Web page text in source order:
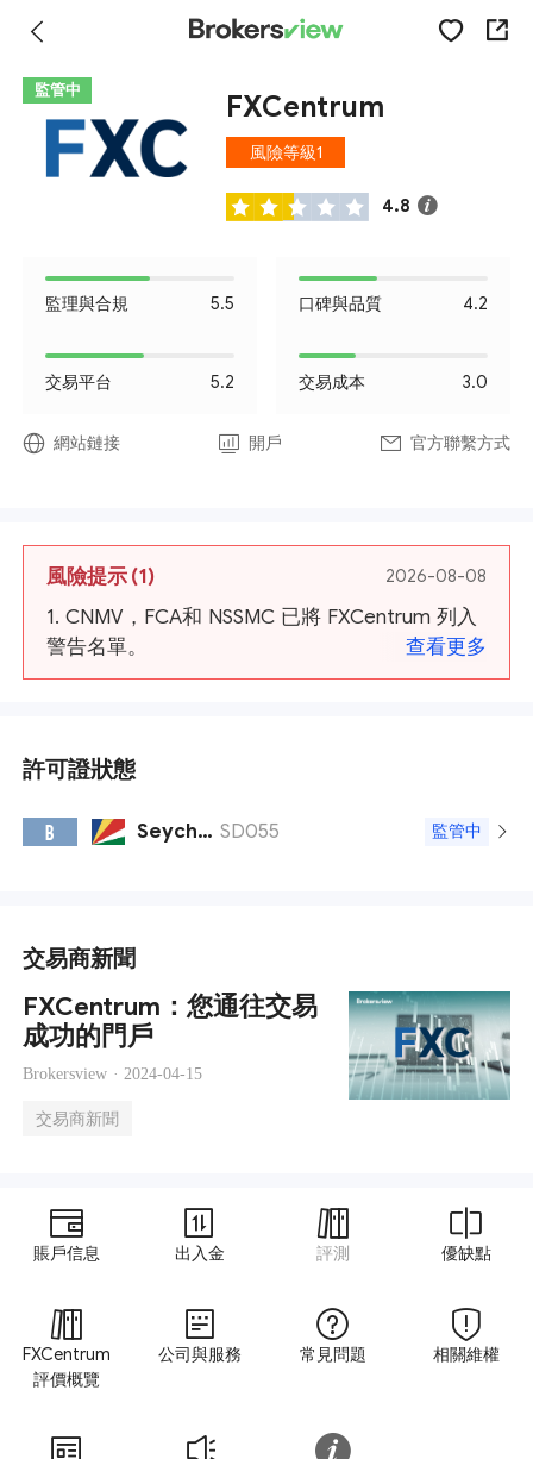
監管中 FXCentrum
風險等級1
4.8
監理與合規 5.5 口碑與品質 4.2
交易平台 5.2 交易成本 3.0
網站鏈接 開戶 官方聯繫方式
風險提示(1) 2026-08-08
1. CNMV，FCA和 NSSMC 已將 FXCentrum 列入
警告名單。
查看更多
許可證狀態
B Seychelles FSA SD055 監管中
交易商新聞
FXCentrum：您通往交易
成功的門戶
Brokersview · 2024-04-15
交易商新聞
賬戶信息 出入金 評測 優缺點
FXCentrum
評價概覽
公司與服務 常見問題 相關維權